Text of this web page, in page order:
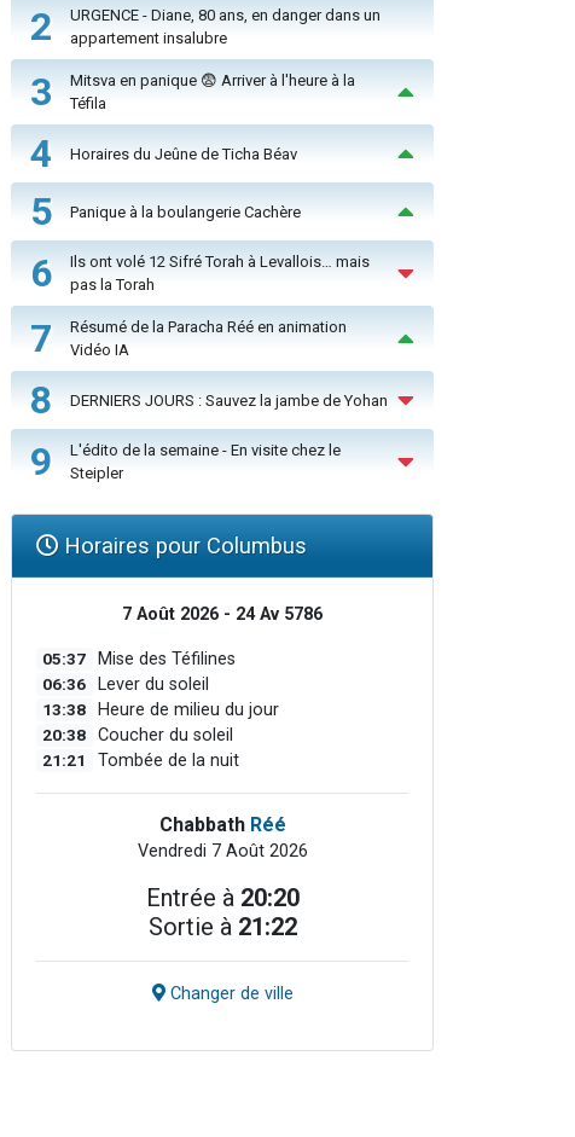
2
URGENCE - Diane, 80 ans, en danger dans un
appartement insalubre
3
Mitsva en panique 😨 Arriver à l'heure à la
Téfila
4 Horaires du Jeûne de Ticha Béav
5 Panique à la boulangerie Cachère
6
Ils ont volé 12 Sifré Torah à Levallois… mais
pas la Torah
7
Résumé de la Paracha Réé en animation
Vidéo IA
8 DERNIERS JOURS : Sauvez la jambe de Yohan
9
L'édito de la semaine - En visite chez le
Steipler
Horaires pour Columbus
7 Août 2026 - 24 Av 5786
05:37 Mise des Téfilines
06:36 Lever du soleil
13:38 Heure de milieu du jour
20:38 Coucher du soleil
21:21 Tombée de la nuit
Chabbath Réé
Vendredi 7 Août 2026
Entrée à 20:20
Sortie à 21:22
Changer de ville